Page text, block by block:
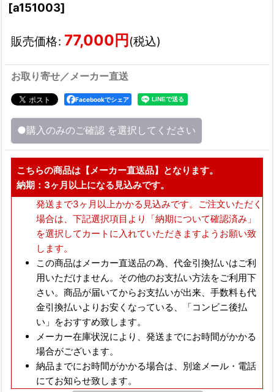
[a151003]
販売価格: 77,000 円 (税込)
お取り寄せ／メーカー直送
Facebookでシェア
●購入のみのご確認 を選択してください
こちらの商品は【メーカー直送品】となります。
納期：3ヶ月以上になる見込みです。
発送まで3ヶ月以上かかる見込みです。ご注文いただく
場合は、下記選択項目より「納期について確認済み」
を選択してカートに入れていただきますようお願い致
します。
この商品はメーカー直送品の為、 代金引換払いはご利
用いただけません。 その他のお支払い方法をご利用下
さい。商品が届いてからお支払いが出来、手数料も代
金引換払いよりお安くなっている、
「コンビニ後払
い」をおすすめ致します。
メーカー在庫状況により、発送までにお時間がかかる
場合がございます。
納品までにお時間がかかる場合は、別途メール・電話
にてお知らせ致します。